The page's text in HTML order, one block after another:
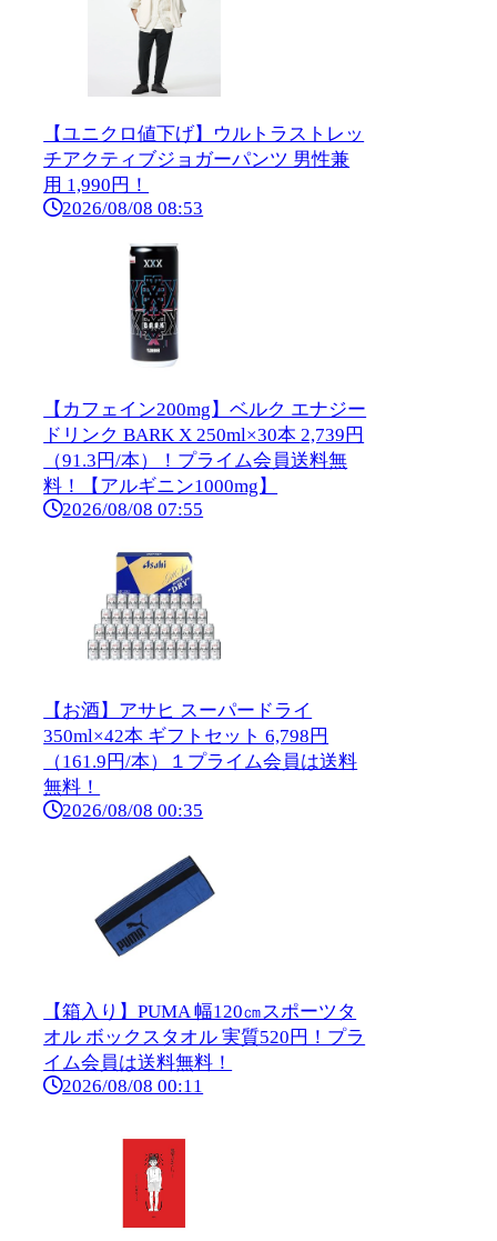
【ユニクロ値下げ】ウルトラストレッ
チアクティブジョガーパンツ 男性兼
用 1,990円！
2026/08/08 08:53
【カフェイン200mg】ベルク エナジー
ドリンク BARK X 250ml×30本 2,739円
（91.3円/本）！プライム会員送料無
料！【アルギニン1000mg】
2026/08/08 07:55
【お酒】アサヒ スーパードライ
350ml×42本 ギフトセット 6,798円
（161.9円/本）１プライム会員は送料
無料！
2026/08/08 00:35
【箱入り】PUMA 幅120㎝スポーツタ
オル ボックスタオル 実質520円！プラ
イム会員は送料無料！
2026/08/08 00:11